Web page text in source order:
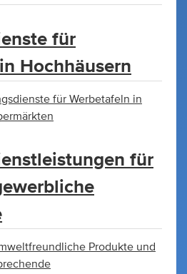
für
Hochhäusern
für Werbetafeln in
für
Produkte und